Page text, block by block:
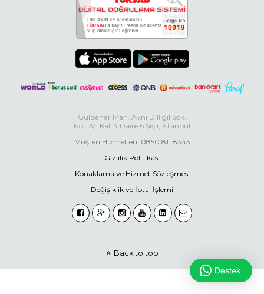
Gülbahar Mah. Avni Dilligil Sok.
No: 13/1 Kat:4 Daire:6 Şişli, İstanbul
Müşteri Hizmetleri: 0850 811 8343
Gizlilik Politikası
Konaklama ve Hizmet Sözleşmesi
Değişiklik ve İptal İşlemi
Back to top
Destek